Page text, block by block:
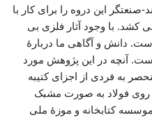
این دروه را برای کار با
کشد. با وجود آثار فلزی بی
دانش و آگاهی ما دربارۀ
است. آنچه در این پژوهش مورد
به فردی از اجزای کتیبه
روی فولاد به صورت مشبک
کتابخانه و موزۀ ملی